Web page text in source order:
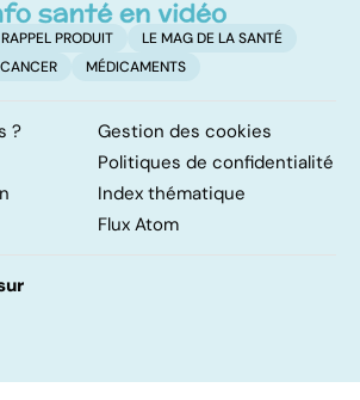
RAPPEL PRODUIT
LE MAG DE LA SANTÉ
CANCER
MÉDICAMENTS
?
Gestion des cookies
Politiques de confidentialité
Index thématique
Flux Atom